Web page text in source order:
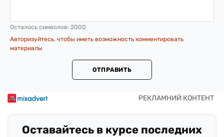
Осталось символов: 2000
Авторизуйтесь, чтобы иметь возможность комментировать
материалы
ОТПРАВИТЬ
Оставайтесь в курсе последних